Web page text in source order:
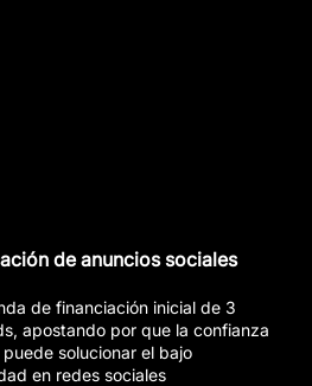
de anuncios sociales
de financiación inicial de 3
apostando por que la confianza
solucionar el bajo
en redes sociales